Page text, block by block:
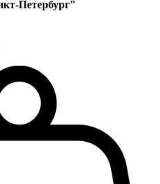
Петербург"